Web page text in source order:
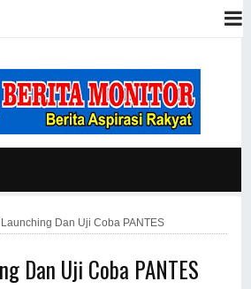
Dan Uji Coba PANTES
Dan Uji Coba PANTES